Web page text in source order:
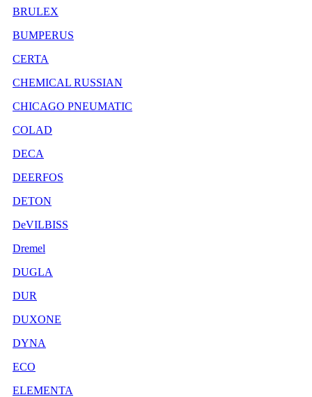
BRULEX
BUMPERUS
CERTA
CHEMICAL RUSSIAN
CHICAGO PNEUMATIC
COLAD
DECA
DEERFOS
DETON
DeVILBISS
Dremel
DUGLA
DUR
DUXONE
DYNA
ECO
ELEMENTA